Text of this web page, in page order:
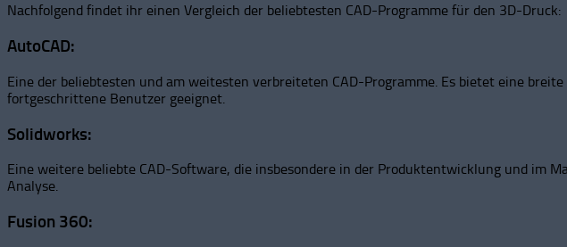
Nachfolgend findet ihr einen Vergleich der beliebtesten CAD-Programme für den 3D-Druck:
AutoCAD:
Eine der beliebtesten und am weitesten verbreiteten CAD-Programme. Es bietet eine
fortgeschrittene Benutzer geeignet.
Solidworks:
Eine weitere beliebte CAD-Software, die insbesondere in der Produktentwicklung und im
Analyse.
Fusion 360: